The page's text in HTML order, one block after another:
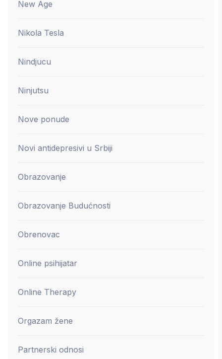
New Age
Nikola Tesla
Nindjucu
Ninjutsu
Nove ponude
Novi antidepresivi u Srbiji
Obrazovanje
Obrazovanje Budućnosti
Obrenovac
Online psihijatar
Online Therapy
Orgazam žene
Partnerski odnosi